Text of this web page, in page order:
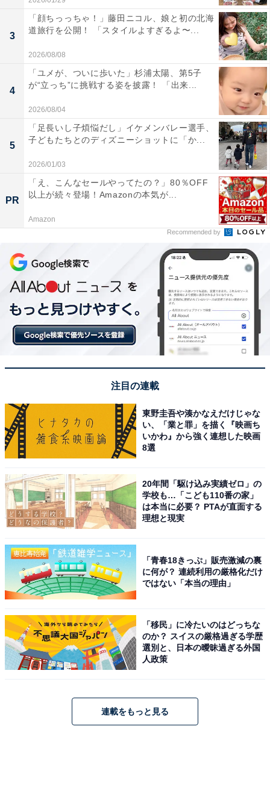
3
「顔ちっっちゃ！」藤田ニコル、娘と初の北海
道旅行を公開！ 「スタイルよすぎるよ〜...
2026/08/08
4
「ユメが、ついに歩いた」杉浦太陽、第5子
が“立っち”に挑戦する姿を披露！ 「出来...
2026/08/04
5
「足長いし子煩悩だし」イケメンバレー選手、
子どもたちとのディズニーショットに「か...
2026/01/03
PR
「え、こんなセールやってたの？」80％OFF
以上が続々登場！Amazonの本気が...
Amazon
Recommended by
注目の連載
東野圭吾や湊かなえだけじゃな
い、「業と罪」を描く『映画ち
いかわ』から強く連想した映画
8選
20年間「駆け込み実績ゼロ」の
学校も…「こども110番の家」
は本当に必要？ PTAが直面する
理想と現実
「青春18きっぷ」販売激減の裏
に何が？ 連続利用の厳格化だけ
ではない「本当の理由」
「移民」に冷たいのはどっちな
のか？ スイスの厳格過ぎる学歴
選別と、日本の曖昧過ぎる外国
人政策
連載をもっと見る